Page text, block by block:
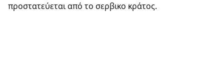
προστατεύεται από το σερβικο κράτος.